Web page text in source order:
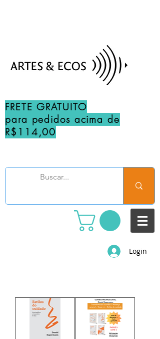
FRETE GRATUITO
para pedidos acima de
R$114,00
Login